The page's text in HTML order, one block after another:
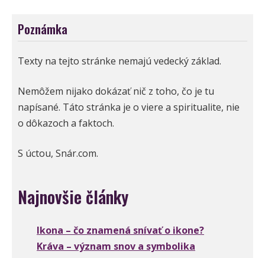
Poznámka
Texty na tejto stránke nemajú vedecký základ.
Nemôžem nijako dokázať nič z toho, čo je tu
napísané. Táto stránka je o viere a spiritualite, nie
o dôkazoch a faktoch.
S úctou, Snár.com.
Najnovšie články
Ikona – čo znamená snívať o ikone?
Kráva – význam snov a symbolika